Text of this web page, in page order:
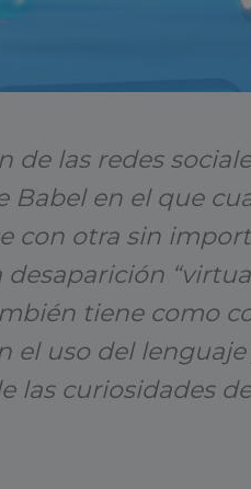
de las redes
Babel en el que
con otra sin
desaparición
tiene como
el uso del
las curiosidades